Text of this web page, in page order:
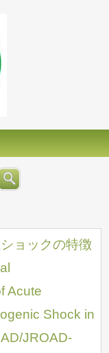
ョックの特徴
Acute
Shock in
JROAD-